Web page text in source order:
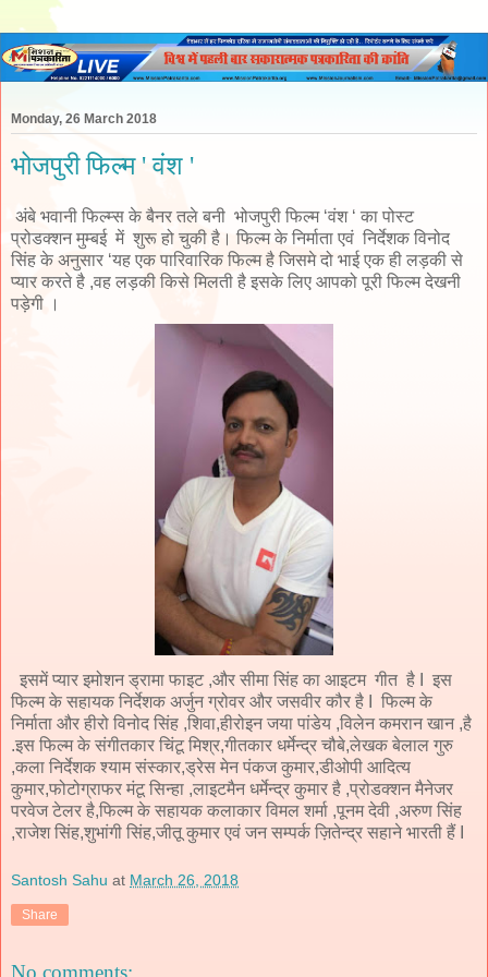
Monday, 26 March 2018
भोजपुरी फिल्म ' वंश '
अंबे भवानी फिल्म्स के बैनर तले बनी भोजपुरी फिल्म ‘वंश ‘ का पोस्ट
प्रोडक्शन मुम्बई में शुरू हो चुकी है। फिल्म के निर्माता एवं निर्देशक विनोद
सिंह के अनुसार ‘यह एक पारिवारिक फिल्म है जिसमे दो भाई एक ही लड़की से
प्यार करते है ,वह लड़की किसे मिलती है इसके लिए आपको पूरी फिल्म देखनी
पड़ेगी ।
इसमें प्यार इमोशन ड्रामा फाइट ,और सीमा सिंह का आइटम गीत है I इस
फिल्म के सहायक निर्देशक अर्जुन ग्रोवर और जसवीर कौर है I फिल्म के
निर्माता और हीरो विनोद सिंह ,शिवा,हीरोइन जया पांडेय ,विलेन कमरान खान ,है
.इस फिल्म के संगीतकार चिंटू मिश्र,गीतकार धर्मेन्द्र चौबे,लेखक बेलाल गुरु
,कला निर्देशक श्याम संस्कार,ड्रेस मेन पंकज कुमार,डीओपी आदित्य
कुमार,फोटोग्राफर मंटू सिन्हा ,लाइटमैन धर्मेन्द्र कुमार है ,प्रोडक्शन मैनेजर
परवेज टेलर है,फिल्म के सहायक कलाकार विमल शर्मा ,पूनम देवी ,अरुण सिंह
,राजेश सिंह,शुभांगी सिंह,जीतू कुमार एवं जन सम्पर्क ज़ितेन्द्र सहाने भारती हैं I
Santosh Sahu at March 26, 2018
Share
No comments: